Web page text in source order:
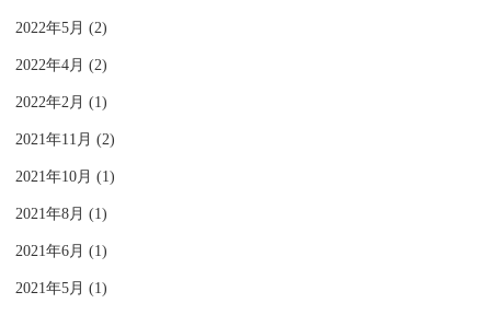
2022年5月 (2)
2022年4月 (2)
2022年2月 (1)
2021年11月 (2)
2021年10月 (1)
2021年8月 (1)
2021年6月 (1)
2021年5月 (1)